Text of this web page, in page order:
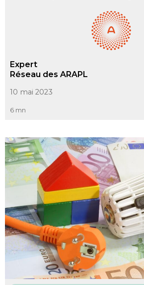
Expert
Réseau des ARAPL
10 mai 2023
6 mn